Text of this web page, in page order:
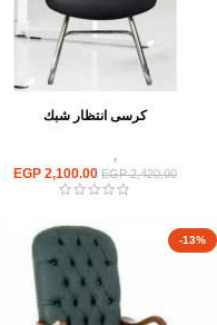
كرسى انتظار شبك
,
EGP2,420.00
EGP 2,100.00
-13%